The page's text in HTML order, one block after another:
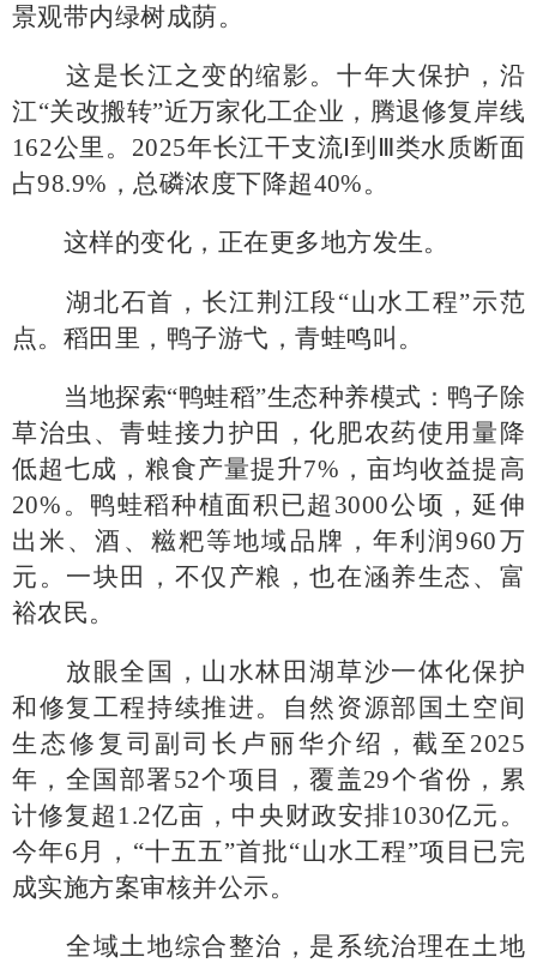
景观带内绿树成荫。
这是长江之变的缩影。十年大保护，沿
江“关改搬转”近万家化工企业，腾退修复岸线
162公里。2025年长江干支流Ⅰ到Ⅲ类水质断面
占98.9%，总磷浓度下降超40%。
这样的变化，正在更多地方发生。
湖北石首，长江荆江段“山水工程”示范
点。稻田里，鸭子游弋，青蛙鸣叫。
当地探索“鸭蛙稻”生态种养模式：鸭子除
草治虫、青蛙接力护田，化肥农药使用量降
低超七成，粮食产量提升7%，亩均收益提高
20%。鸭蛙稻种植面积已超3000公顷，延伸
出米、酒、糍粑等地域品牌，年利润960万
元。一块田，不仅产粮，也在涵养生态、富
裕农民。
放眼全国，山水林田湖草沙一体化保护
和修复工程持续推进。自然资源部国土空间
生态修复司副司长卢丽华介绍，截至 2025
年，全国部署52个项目，覆盖29个省份，累
计修复超1.2亿亩，中央财政安排1030亿元。
今年6月，“十五五”首批“山水工程”项目已完
成实施方案审核并公示。
全域土地综合整治，是系统治理在土地